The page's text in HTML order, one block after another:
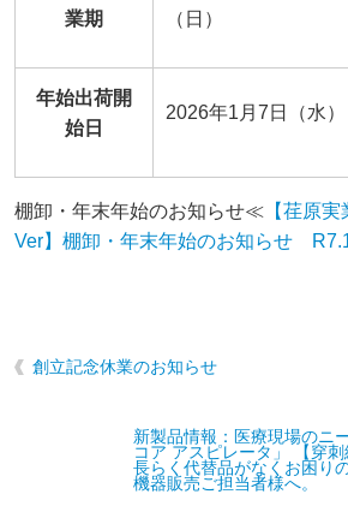
業期
（日）
年始出荷開
始日
2026年1月7日（水）
棚卸・年末年始のお知らせ≪ 【荏原
Ver】棚卸・年末年始のお知らせ
創立記念休業のお知らせ
新製品情報：医療現場のニ
コア アスピレータ」 【穿刺
長らく代替品がなくお困り
機器販売ご担当者様へ。